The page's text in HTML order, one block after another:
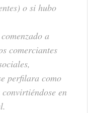
o si hubo
a
comerciantes
perfilara como
en